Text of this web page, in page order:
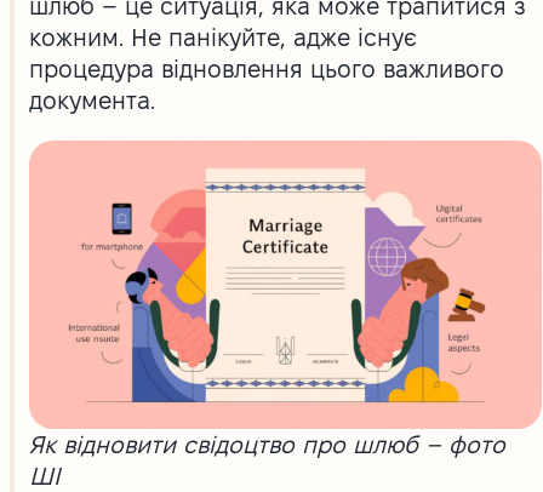
шлюб – це ситуація, яка може трапитися з
кожним. Не панікуйте, адже існує
процедура відновлення цього важливого
документа.
Як відновити свідоцтво про шлюб – фото
ШІ